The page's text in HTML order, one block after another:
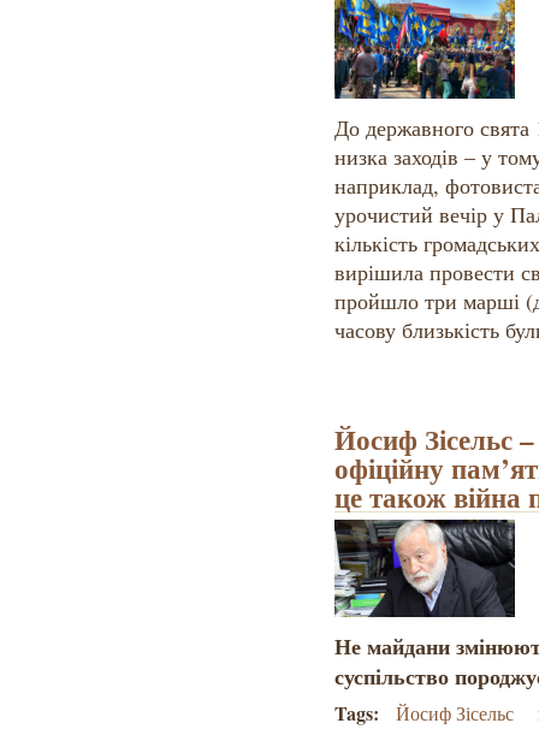
До державного
низка заходів – у
наприклад,
урочистий вечір у
кількість
вирішила провести
пройшло три марші
часову близькість
Йосиф Зісельс
офіційну
це також війна
Не майдани
суспільство
Tags: Йосиф Зісельс